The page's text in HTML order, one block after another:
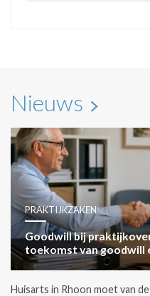
Nieuws
PRAKTIJKZAKEN
Goodwill bij
toekomst van goodwill
Huisarts in Rhoon moet van